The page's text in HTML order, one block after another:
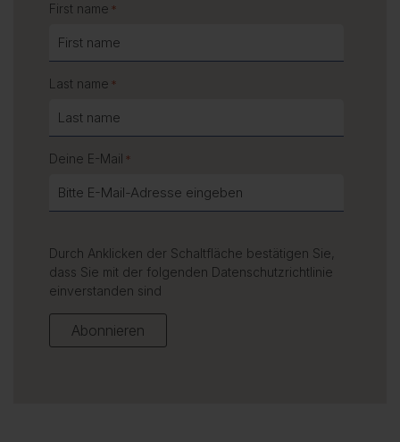
First name *
Last name *
Deine E-Mail *
Durch Anklicken der Schaltfläche bestätigen Sie,
dass Sie mit der folgenden Datenschutzrichtlinie
einverstanden sind
Abonnieren